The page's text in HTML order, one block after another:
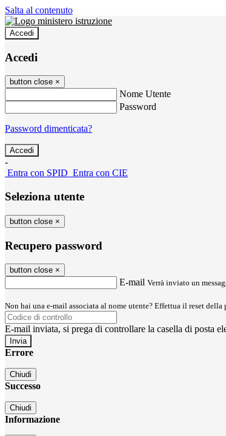
Salta al contenuto
Accedi
Accedi
button close ×
Nome Utente
Password
Password dimenticata?
-
Entra con SPID Entra con CIE
Seleziona utente
button close ×
Recupero password
button close ×
E-mail Verrà inviato un
Non hai una e-mail associata al nome utente? Effettua il reset della
E-mail inviata, si prega di controllare la casella di posta
Errore
Chiudi
Successo
Chiudi
Informazione